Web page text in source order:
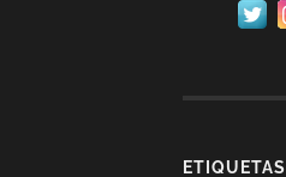
ETIQUETAS